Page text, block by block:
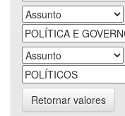
Retornar valores